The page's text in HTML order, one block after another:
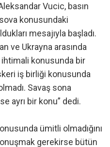
Vucic, basın
konusundaki
mesajıyla başladı.
ve Ukrayna arasında
ihtimali konusunda bir
iş birliği konusunda
Savaş sona
ayrı bir konu” dedi.
ümitli olmadığını
gerekirse bütün